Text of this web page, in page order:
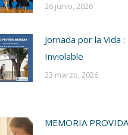
26 junio, 2026
Jornada por la Vida
Inviolable
23 marzo, 2026
MEMORIA